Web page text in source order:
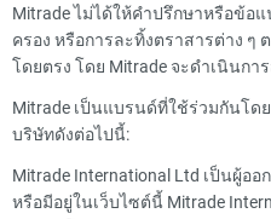
Mitrade ไม่ได้ให้คำปรึกษาหรือข้อ
ครอง หรือการละทิ้งตราสารต่าง ๆ
โดยตรง โดย Mitrade จะดำเนินกา
Mitrade เป็นแบรนด์ที่ใช้ร่วมกันโ
บริษัทดังต่อไปนี้:
Mitrade International Ltd เป็นผู้อ
หรือมีอยู่ในเว็บไซต์นี้ Mitrade